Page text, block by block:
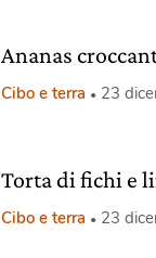
Ananas
Cibo e terra 23
Torta di fichi e
Cibo e terra 23